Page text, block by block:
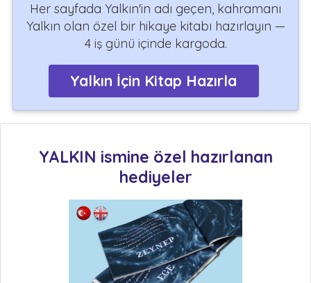
Her sayfada Yalkın'in adı geçen, kahramanı
Yalkın olan özel bir hikaye kitabı hazırlayın —
4 iş günü içinde kargoda.
Yalkın İçin Kitap Hazırla
YALKIN ismine özel hazırlanan
hediyeler